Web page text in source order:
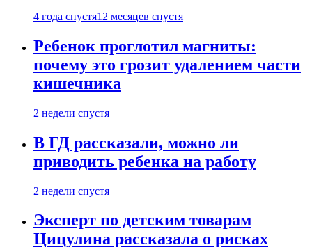
4 года спустя12 месяцев спустя
Ребенок проглотил магниты:
почему это грозит удалением части
кишечника
2 недели спустя
В ГД рассказали, можно ли
приводить ребенка на работу
2 недели спустя
Эксперт по детским товарам
Цицулина рассказала о рисках